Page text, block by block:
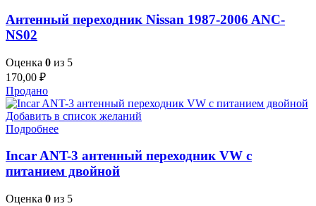
Антенный переходник Nissan 1987-2006 ANC-
NS02
Оценка 0 из 5
170,00 ₽
Продано
Добавить в список желаний
Подробнее
Incar ANT-3 антенный переходник VW с
питанием двойной
Оценка 0 из 5